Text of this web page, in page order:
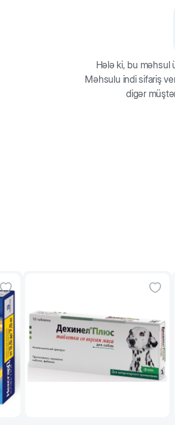
Hələ ki, bu məhsul
Məhsulu indi sifariş
digər